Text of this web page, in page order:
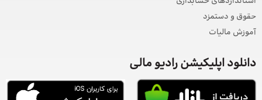
حقوق و دستمزد
آموزش مالیات
دانلود اپلیکیشن رادیو مالی